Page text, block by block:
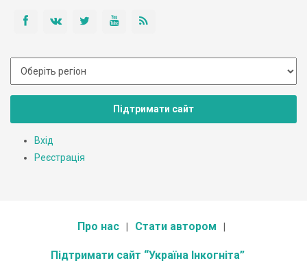
Підтримати сайт
Вхід
Реєстрація
Про нас Стати автором
Підтримати сайт “Україна Інкогніта”